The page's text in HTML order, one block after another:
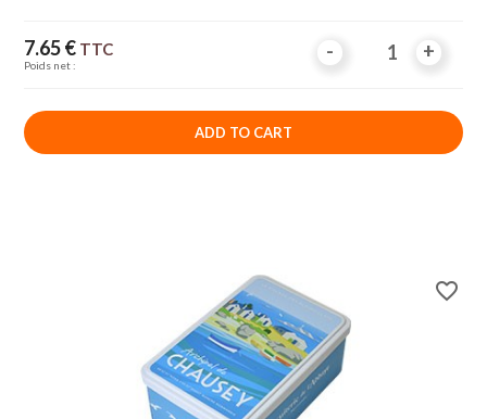
Price
7.65 € TTC
Poids net :
- +
- +
ADD TO CART
favorite_border